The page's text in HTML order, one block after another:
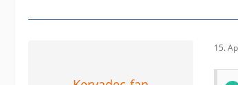
15.